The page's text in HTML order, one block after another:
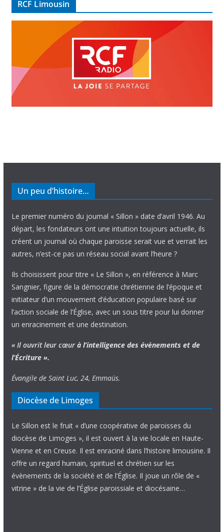
RCF Limousin
Un peu d’histoire…
Le premier numéro du journal « Sillon » date d’avril 1946. Au
départ, les fondateurs ont une intuition toujours actuelle, ils
créent un journal où chaque paroisse serait vue et verrait les
autres, n’est-ce pas un réseau social avant l’heure ?
Ils choisissent pour titre « Le Sillon », en référence à Marc
Sangnier, figure de la démocratie chrétienne de l’époque et
initiateur d’un mouvement d’éducation populaire basé sur
l’action sociale de l’Église, avec un sous titre pour lui donner
un enracinement et une destination.
« Il ouvrit leur cœur à l’intelligence des évènements et de
l’Écriture ».
Évangile de Saint Luc, 24, Emmaüs.
Diocèse de Limoges
Le Sillon est le fruit « d’une coopérative de paroisses du
diocèse de Limoges », il est ouvert à la vie locale en Haute-
Vienne et en Creuse. Il est enraciné dans l’histoire limousine. Il
offre un regard humain, spirituel et chrétien sur les
évènements de la société et de l’Église. Il joue un rôle de «
vitrine » de la vie de l’Église paroissiale et diocésaine…